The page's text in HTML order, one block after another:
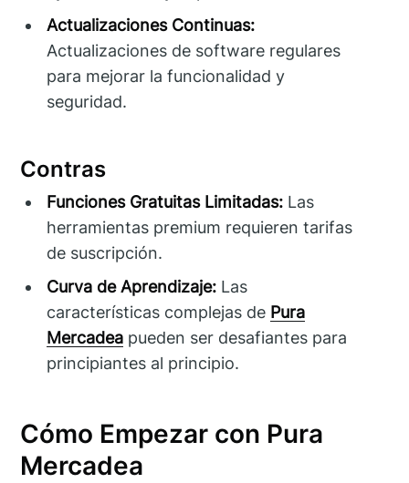
Actualizaciones Continuas:
Actualizaciones de software regulares
para mejorar la funcionalidad y
seguridad.
Contras
Funciones Gratuitas Limitadas: Las
herramientas premium requieren tarifas
de suscripción.
Curva de Aprendizaje: Las
características complejas de Pura
Mercadea pueden ser desafiantes para
principiantes al principio.
Cómo Empezar con Pura
Mercadea